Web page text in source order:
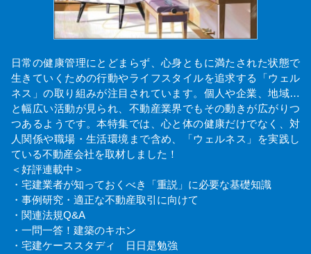
日常の健康管理にとどまらず、心身ともに満たされた状態で
生きていくための行動やライフスタイルを追求する「ウェル
ネス」の取り組みが注目されています。個人や企業、地域…
と幅広い活動が見られ、不動産業界でもその動きが広がりつ
つあるようです。本特集では、心と体の健康だけでなく、対
人関係や職場・生活環境まで含め、「ウェルネス」を実践し
ている不動産会社を取材しました！
＜好評連載中＞
・宅建業者が知っておくべき「重説」に必要な基礎知識
・事例研究・適正な不動産取引に向けて
・関連法規Q&A
・一問一答！建築のキホン
・宅建ケーススタディ 日日是勉強